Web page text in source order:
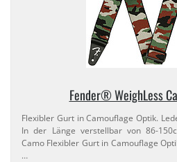
Fender® WeighLess
Flexibler Gurt in Camouflage Optik.
In der Länge verstellbar von 86-​
Camo Flexibler Gurt in Camouflage
…